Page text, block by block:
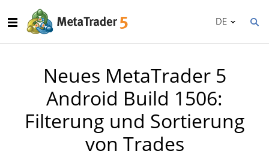
DE
Neues MetaTrader 5
Android Build 1506:
Filterung und Sortierung
von Trades